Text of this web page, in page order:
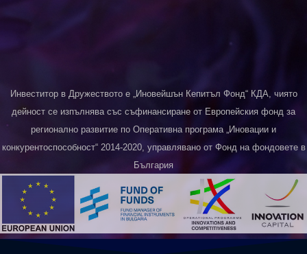
Инвеститор в Дружеството е „Иновейшън Кепитъл Фонд“ КДА, чиято
дейност се изпълнява със съфинансиране от Европейския фонд за
регионално развитие по Оперативна програма „Иновации и
конкурентоспособност“ 2014-2020, управлявано от Фонд на фондовете в
България